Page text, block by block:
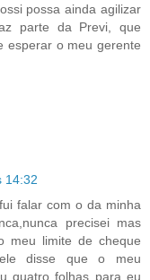
possa ainda agilizar
parte da Previ, que
esperar o meu gerente
14:32
falar com o da minha
precisei mas
meu limite de cheque
ele disse que o meu
quatro folhas para eu